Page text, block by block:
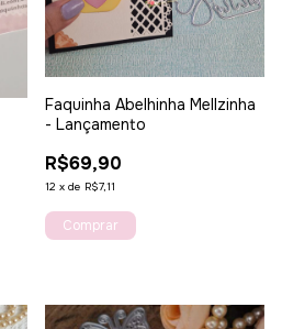
Faquinha Abelhinha Mellzinha
- Lançamento
R$69,90
12 x de R$7,11